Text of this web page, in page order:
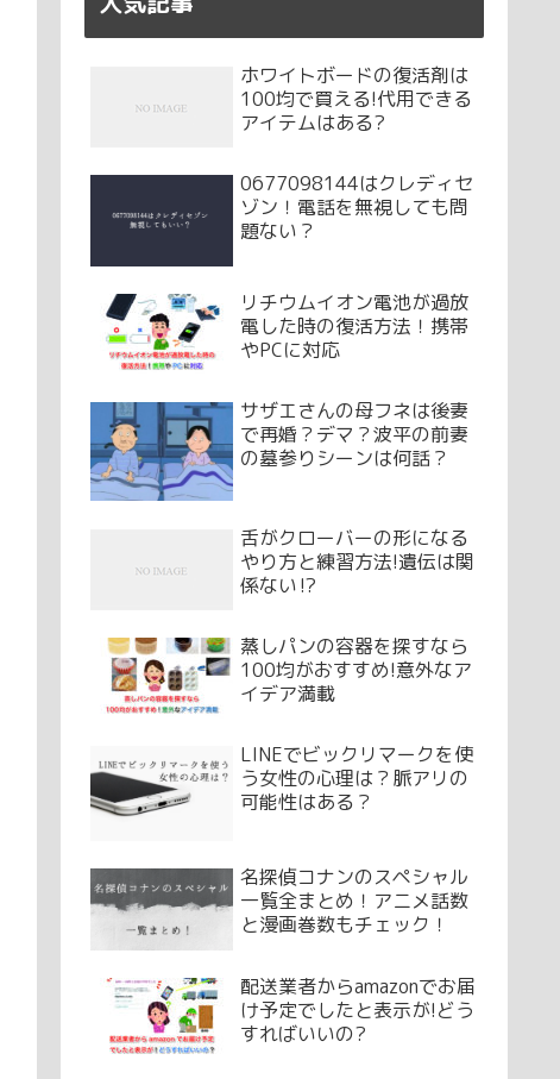
ホワイトボードの復活剤は
100均で買える!代用できる
アイテムはある?
0677098144はクレディセ
ゾン！電話を無視しても問
題ない？
リチウムイオン電池が過放
電した時の復活方法！携帯
やPCに対応
サザエさんの母フネは後妻
で再婚？デマ？波平の前妻
の墓参りシーンは何話？
舌がクローバーの形になる
やり方と練習方法!遺伝は関
係ない⁉
蒸しパンの容器を探すなら
100均がおすすめ!意外なア
イデア満載
LINEでビックリマークを使
う女性の心理は？脈アリの
可能性はある？
名探偵コナンのスペシャル
一覧全まとめ！アニメ話数
と漫画巻数もチェック！
配送業者からamazonでお届
け予定でしたと表示が!どう
すればいいの?